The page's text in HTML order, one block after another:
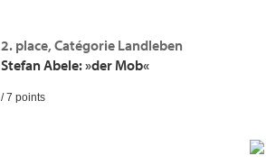
2. place, Catégorie Landleben
Stefan Abele: »der Mob«
/ 7 points